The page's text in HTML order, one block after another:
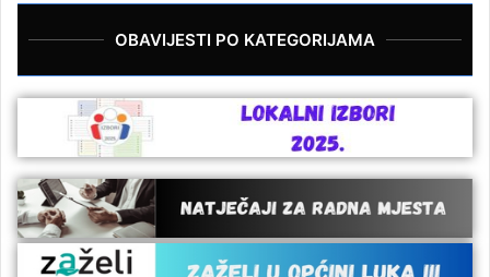
OBAVIJESTI PO KATEGORIJAMA